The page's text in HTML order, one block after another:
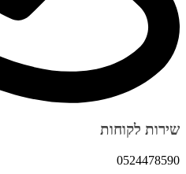
שירות לקוחות
0524478590